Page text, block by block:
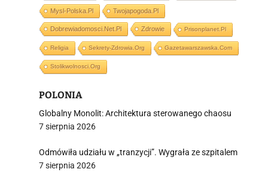
Mysl-Polska.pl Twojapogoda.pl
Dobrewiadomosci.net.pl Zdrowie Prisonplanet.pl
Religia Sekrety-Zdrowia.org Gazetawarszawska.com
Stolikwolnosci.org
POLONIA
Globalny Monolit: Architektura sterowanego chaosu
7 sierpnia 2026
Odmówiła udziału w „tranzycji”. Wygrała ze szpitalem
7 sierpnia 2026